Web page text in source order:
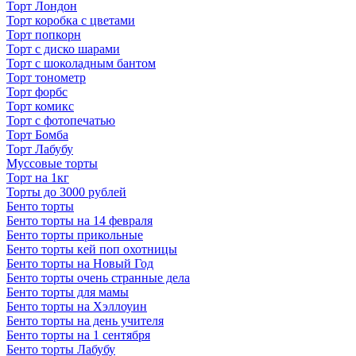
Торт Лондон
Торт коробка с цветами
Торт попкорн
Торт с диско шарами
Торт с шоколадным бантом
Торт тонометр
Торт форбс
Торт комикс
Торт с фотопечатью
Торт Бомба
Торт Лабубу
Муссовые торты
Торт на 1кг
Торты до 3000 рублей
Бенто торты
Бенто торты на 14 февраля
Бенто торты прикольные
Бенто торты кей поп охотницы
Бенто торты на Новый Год
Бенто торты очень странные дела
Бенто торты для мамы
Бенто торты на Хэллоуин
Бенто торты на день учителя
Бенто торты на 1 сентября
Бенто торты Лабубу